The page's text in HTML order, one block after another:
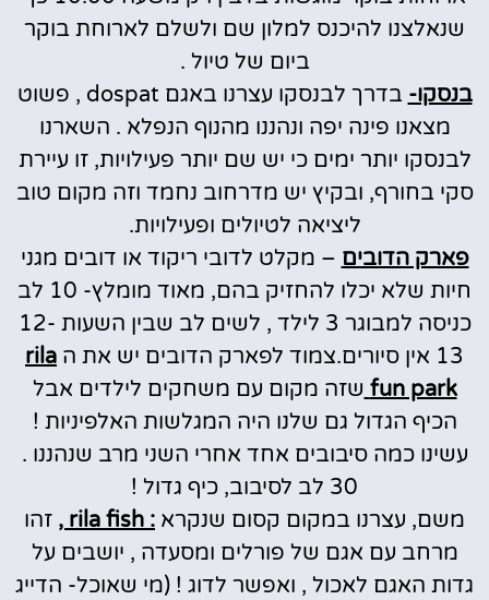
שנאלצנו להיכנס למלון שם ולשלם לארוחת בוקר
ביום של טיול .
בנסקו-
בדרך לבנסקו עצרנו באגם dospat , פשוט
מצאנו פינה יפה ונהננו מהנוף הנפלא . השארנו
לבנסקו יותר ימים כי יש שם יותר פעילויות, זו עיירת
סקי בחורף, ובקיץ יש מדרחוב נחמד וזה מקום טוב
ליציאה לטיולים ופעילויות.
פארק הדובים – מקלט לדובי ריקוד או דובים מגני
חיות שלא יכלו להחזיק בהם, מאוד מומלץ- 10 לב
כניסה למבוגר 3 לילד , לשים לב שבין השעות 12-
13 אין סיורים.צמוד לפארק הדובים יש את ה
rila
fun park שזה מקום עם משחקים לילדים אבל
הכיף הגדול גם שלנו היה המגלשות האלפיניות !
עשינו כמה סיבובים אחד אחרי השני מרב שנהננו .
30 לב לסיבוב, כיף גדול !
משם, עצרנו במקום קסום שנקרא : rila fish ,
זהו
מרחב עם אגם של פורלים ומסעדה , יושבים על
גדות האגם לאכול , ואפשר לדוג ! (מי שאוכל- הדייג